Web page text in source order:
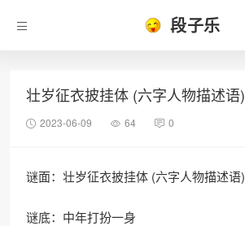
段子乐
壮岁征衣披挂体 (六字人物描述语)
2023-06-09 64 0
谜面：壮岁征衣披挂体 (六字人物描述语)
谜底：中年打扮一身